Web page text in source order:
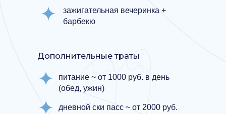
Дополнительные траты
питание ~ от 1000 руб. в день
(обед, ужин)
дневной ски пасс ~ от 2000 руб.
зажигательная вечеринка +
барбекю